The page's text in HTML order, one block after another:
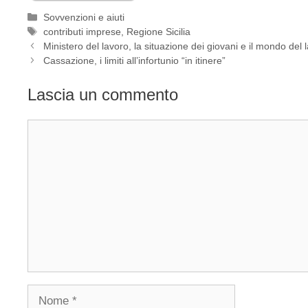
Categorie
Sovvenzioni e aiuti
Tag
contributi imprese
Regione Sicilia
Ministero del lavoro, la situazione dei giovani e il mondo del
Cassazione, i limiti all’infortunio “in itinere”
Lascia un commento
Nome